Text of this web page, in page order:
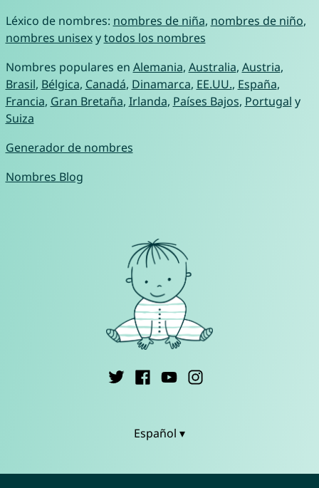
Léxico de nombres: nombres de niña, nombres de niño,
nombres unisexytodos los nombres
Nombres populares en Alemania, Australia, Austria,
Brasil, Bélgica, Canadá, Dinamarca, EE.UU., España,
Francia, Gran Bretaña, Irlanda, Países Bajos, Portugal y
Suiza
Generador de nombres
Nombres Blog
Español ▾